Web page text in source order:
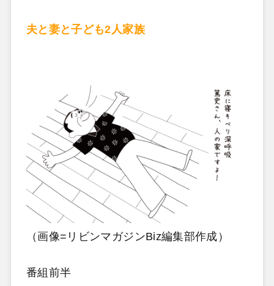
夫と妻と子ども2人家族
（画像=リビンマガジンBiz編集部作成）
番組前半